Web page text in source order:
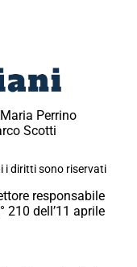
Perrino
Scotti
i diritti sono riservati
responsabile
210 dell’11 aprile